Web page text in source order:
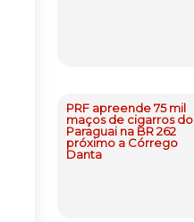
PRF apreende 75 mil
maços de cigarros do
Paraguai na BR 262
próximo a Córrego
Danta